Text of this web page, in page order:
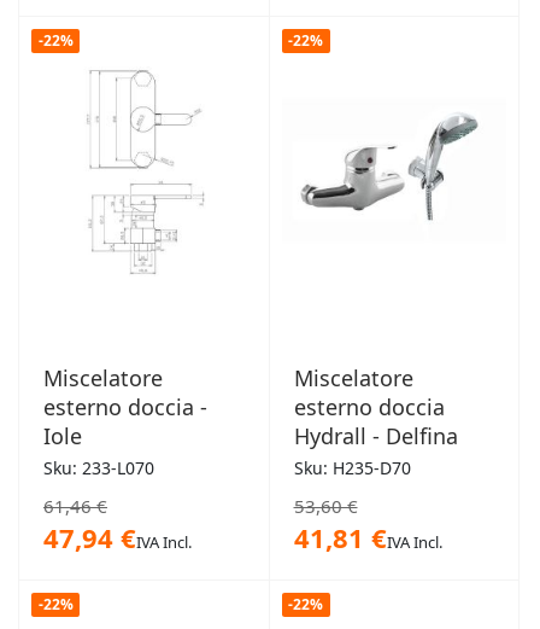
-22%
Miscelatore
esterno doccia -
Iole
Sku: 233-L070
61,46 €
47,94 €IVA Incl.
-22%
Miscelatore
esterno doccia
Hydrall - Delfina
Sku: H235-D70
53,60 €
41,81 €IVA Incl.
-22% -22%